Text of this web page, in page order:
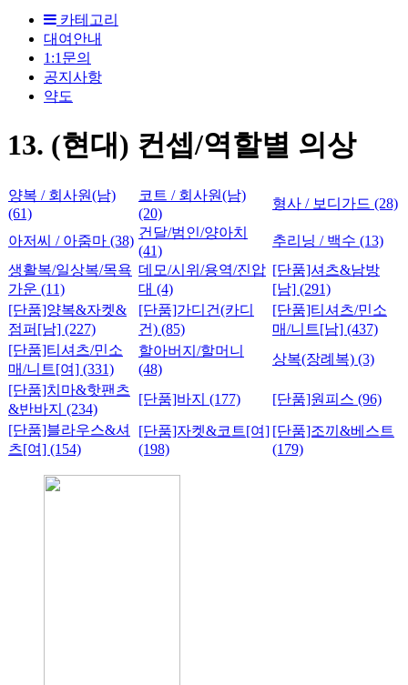
카테고리
대여안내
1:1문의
공지사항
약도
13. (현대) 컨셉/역할별 의상
양복 / 회사원(남)
(61)
코트 / 회사원(남)
(20)
형사 / 보디가드 (28)
아저씨 / 아줌마 (38)
건달/범인/양아치
(41)
추리닝 / 백수 (13)
생활복/일상복/목욕
가운 (11)
데모/시위/용역/진압
대 (4)
[단품]셔츠&남방
[남] (291)
[단품]양복&자켓&
점퍼[남] (227)
[단품]가디건(카디
건) (85)
[단품]티셔츠/민소
매/니트[남] (437)
[단품]티셔츠/민소
매/니트[여] (331)
할아버지/할머니
(48)
상복(장례복) (3)
[단품]치마&핫팬츠
&반바지 (234)
[단품]바지 (177)
[단품]원피스 (96)
[단품]블라우스&셔
츠[여] (154)
[단품]자켓&코트[여]
(198)
[단품]조끼&베스트
(179)